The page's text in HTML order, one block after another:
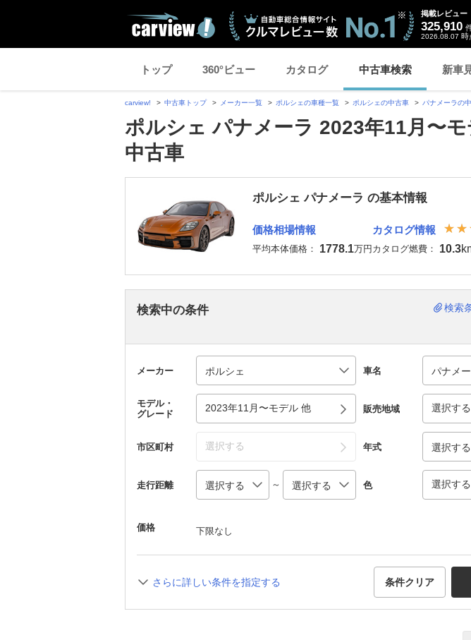
掲載レビュー
325,910
2026.08.07 時
トップ 360°ビュー カタログ 中古車検索 新車
carview! 中古車トップ メーカー一覧 ポルシェの車種一覧 ポルシェの中古車 パナメーラの
ポルシェ パナメーラ 2023年11月〜
中古車
ポルシェ パナメーラ の基本情報
価格相場情報
平均本体価格： 1778.1万円
カタログ情報
カタログ燃費： 10.3
検索中の条件
検索
メーカー 車名
モデル・
グレード
2023年11月〜モデル 他 販売地域 選択する
市区町村 選択する 年式
走行距離 ～ 色 選択する
価格 下限なし
さらに詳しい条件を指定する 条件クリア